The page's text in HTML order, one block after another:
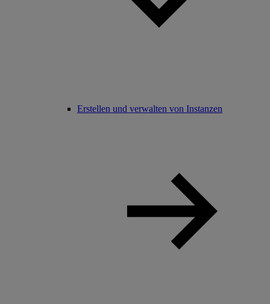
Erstellen und verwalten von Instanzen